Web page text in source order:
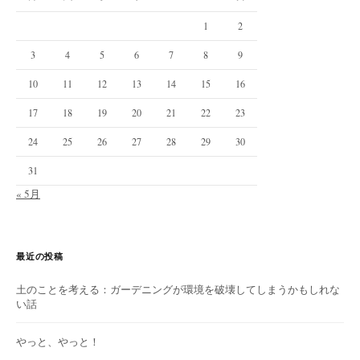
1 2
3 4 5 6 7 8 9
10 11 12 13 14 15 16
17 18 19 20 21 22 23
24 25 26 27 28 29 30
31
« 5月
最近の投稿
土のことを考える：ガーデニングが環境を破壊してしまうかもしれな
い話
やっと、やっと！